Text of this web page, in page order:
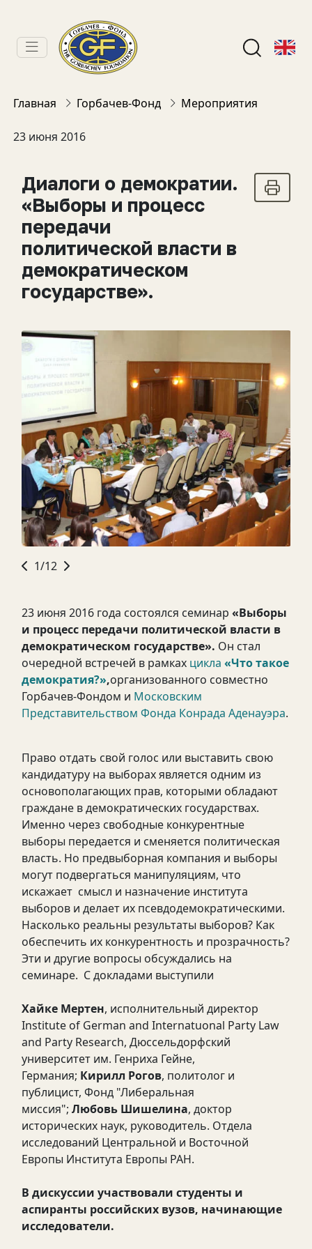
Главная Горбачев-Фонд Мероприятия
23 июня 2016
Диалоги о демократии.
«Выборы и процесс
передачи
политической власти в
демократическом
государстве».
1/12
23 июня 2016 года состоялся семинар «Выборы
и процесс передачи политической власти в
демократическом государстве». Он стал
очередной встречей в рамках цикла «Что такое
демократия?»,организованного совместно
Горбачев-Фондом и Московским
Представительством Фонда Конрада Аденауэра.
Право отдать свой голос или выставить свою
кандидатуру на выборах является одним из
основополагающих прав, которыми обладают
граждане в демократических государствах.
Именно через свободные конкурентные
выборы передается и сменяется политическая
власть. Но предвыборная компания и выборы
могут подвергаться манипуляциям, что
искажает смысл и назначение института
выборов и делает их псевдодемократическими.
Насколько реальны результаты выборов? Как
обеспечить их конкурентность и прозрачность?
Эти и другие вопросы обсуждались на
семинаре. С докладами выступили
Хайке Мертен, исполнительный директор
Institute of German and Internatuonal Party Law
and Party Research, Дюссельдорфский
университет им. Генриха Гейне,
Германия; Кирилл Рогов, политолог и
публицист, Фонд "Либеральная
миссия"; Любовь Шишелина, доктор
исторических наук, руководитель. Отдела
исследований Центральной и Восточной
Европы Института Европы РАН.
В дискуссии участвовали студенты и
аспиранты российских вузов, начинающие
исследователи.